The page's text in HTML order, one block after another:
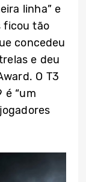
linha” e
ficou tão
concedeu
e deu
O T3
é “um